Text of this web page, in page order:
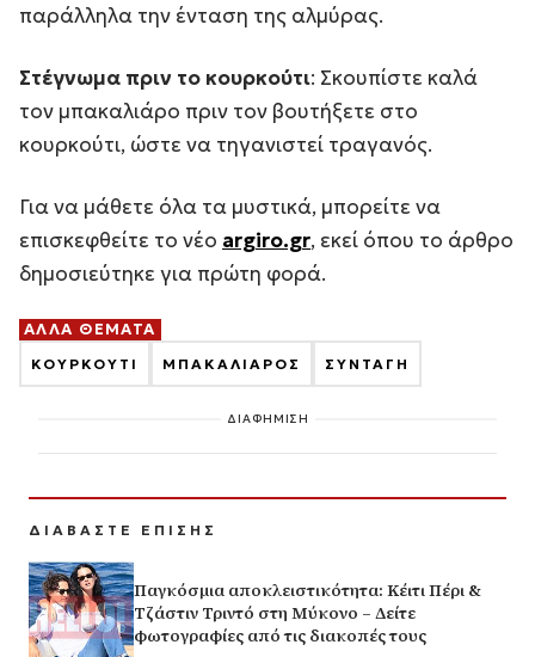
παράλληλα την ένταση της αλμύρας.
Στέγνωμα πριν το κουρκούτι: Σκουπίστε καλά
τον μπακαλιάρο πριν τον βουτήξετε στο
κουρκούτι, ώστε να τηγανιστεί τραγανός.
Για να μάθετε όλα τα μυστικά, μπορείτε να
επισκεφθείτε το νέο argiro.gr, εκεί όπου το άρθρο
δημοσιεύτηκε για πρώτη φορά.
ΑΛΛΑ ΘΕΜΑΤΑ
ΚΟΥΡΚΟΥΤΙ ΜΠΑΚΑΛΙΑΡΟΣ ΣΥΝΤΑΓΗ
ΔΙΑΦΗΜΙΣΗ
ΔΙΑΒΑΣΤΕ ΕΠΙΣΗΣ
Παγκόσμια αποκλειστικότητα: Κέιτι Πέρι &
Τζάστιν Τριντό στη Μύκονο – Δείτε
φωτογραφίες από τις διακοπές τους